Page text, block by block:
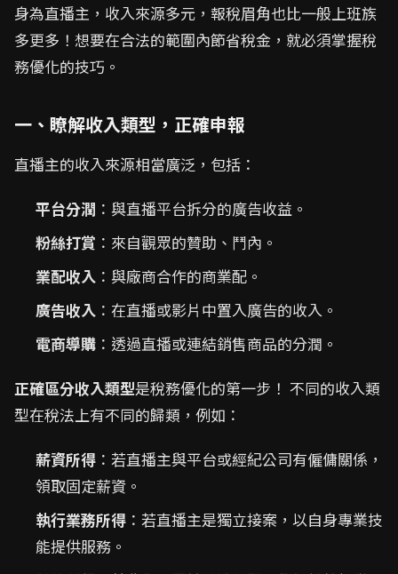
身為直播主，收入來源多元，報稅眉角也比一般上班族
多更多！想要在合法的範圍內節省稅金，就必須掌握稅
務優化的技巧。
一、瞭解收入類型，正確申報
直播主的收入來源相當廣泛，包括：
平台分潤 ：與直播平台拆分的廣告收益。
粉絲打賞 ：來自觀眾的贊助、鬥內。
業配收入 ：與廠商合作的商業配。
廣告收入 ：在直播或影片中置入廣告的收入。
電商導購 ：透過直播或連結銷售商品的分潤。
正確區分收入類型是稅務優化的第一步！ 不同的收入類
型在稅法上有不同的歸類，例如：
薪資所得 ：若直播主與平台或經紀公司有僱傭關係，
領取固定薪資。
執行業務所得 ：若直播主是獨立接案，以自身專業技
能提供服務。